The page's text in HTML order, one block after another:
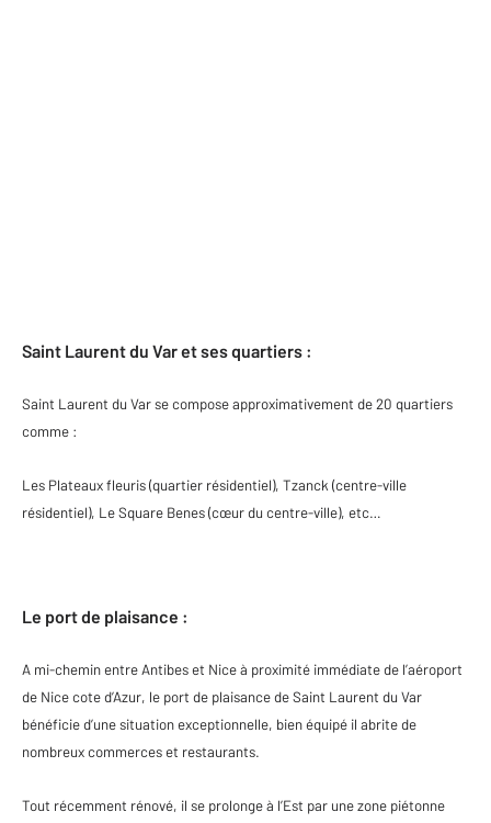
Saint Laurent du Var et ses quartiers :
Saint Laurent du Var se compose approximativement de 20 quartiers
comme :
Les Plateaux fleuris (quartier résidentiel), Tzanck (centre-ville
résidentiel), Le Square Benes (cœur du centre-ville), etc…
Le port de plaisance :
A mi-chemin entre Antibes et Nice à proximité immédiate de l’aéroport
de Nice cote d’Azur, le port de plaisance de Saint Laurent du Var
bénéficie d’une situation exceptionnelle, bien équipé il abrite de
nombreux commerces et restaurants.
Tout récemment rénové, il se prolonge à l’Est par une zone piétonne